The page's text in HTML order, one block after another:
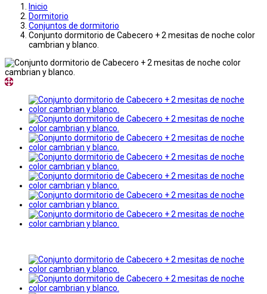
Inicio
Dormitorio
Conjuntos de dormitorio
Conjunto dormitorio de Cabecero + 2 mesitas de noche color
cambrian y blanco.